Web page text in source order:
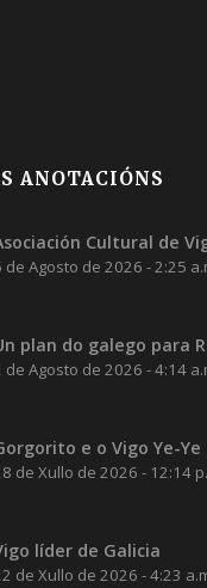
ANOTACIÓNS
Cultural de
de Agosto de 2026 - 2:25
plan do galego para
de Agosto de 2026 - 4:14
e o Vigo Ye-Ye
de Xullo de 2026 - 12:14
líder de Galicia
de Xullo de 2026 - 4:23